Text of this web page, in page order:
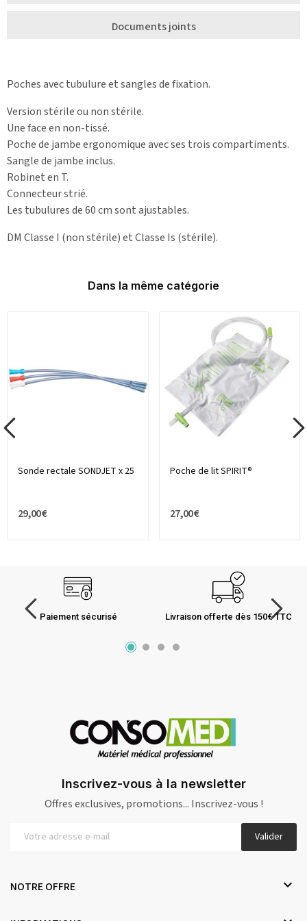
Documents joints
Poches avec tubulure et sangles de fixation.
Version stérile ou non stérile.
Une face en non-tissé.
Poche de jambe ergonomique avec ses trois compartiments.
Sangle de jambe inclus.
Robinet en T.
Connecteur strié.
Les tubulures de 60 cm sont ajustables.
DM Classe I (non stérile) et Classe Is (stérile).
Dans la même catégorie
Sonde rectale SONDJET x 25
29,00 €
Poche de lit SPIRIT®
27,00 €
Paiement sécurisé Livraison offerte dès 150€ TTC
Inscrivez-vous à la newsletter
Offres exclusives, promotions... Inscrivez-vous !
Valider
NOTRE OFFRE 